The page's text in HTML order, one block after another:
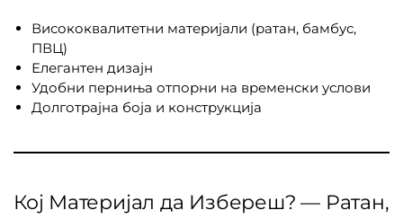
Висококвалитетни материјали (ратан, бамбус,
ПВЦ)
Елегантен дизајн
Удобни перниња отпорни на временски услови
Долготрајна боја и конструкција
Кој Материјал да Избереш? — Ратан,